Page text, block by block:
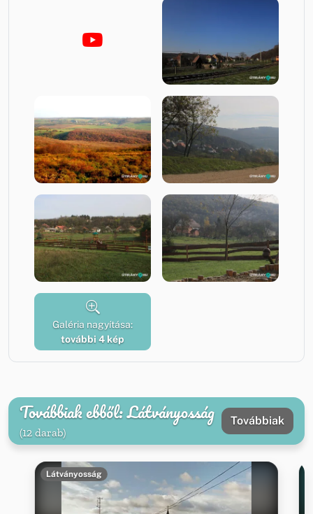
Galéria nagyítása:
további 4 kép
Továbbiak ebből: Látványosság
(12 darab)
Továbbiak
Látványosság